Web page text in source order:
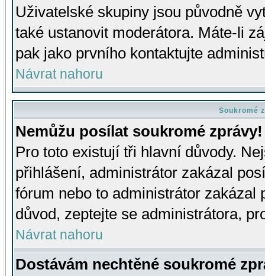
Uživatelské skupiny jsou původně
také ustanovit moderátora. Máte-li
pak jako prvního kontaktujte
Návrat nahoru
Soukromé
Nemůžu posílat soukromé zprávy!
Pro toto existují tři hlavní důvody.
přihlášení, administrátor zakázal
fórum nebo to administrátor zakázal
důvod, zeptejte se administrátora,
Návrat nahoru
Dostávám nechtěné soukromé